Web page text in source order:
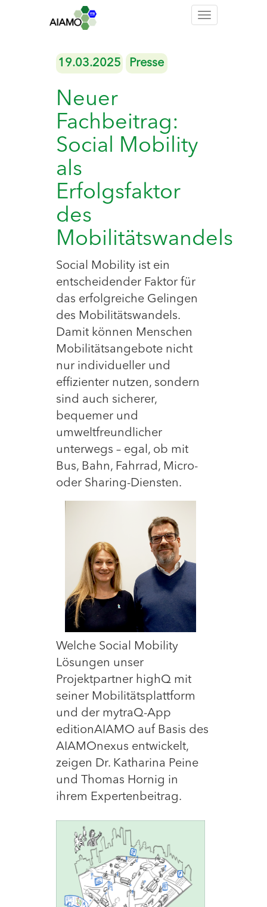
Toggle
19.03.2025 Presse
Neuer
Fachbeitrag:
Social Mobility
als
Erfolgsfaktor
des
Mobilitätswandels
Social Mobility ist ein
entscheidender Faktor für
das erfolgreiche Gelingen
des Mobilitätswandels.
Damit können Menschen
Mobilitätsangebote nicht
nur individueller und
effizienter nutzen, sondern
sind auch sicherer,
bequemer und
umweltfreundlicher
unterwegs – egal, ob mit
Bus, Bahn, Fahrrad, Micro-
oder Sharing-Diensten.
Welche Social Mobility
Lösungen unser
Projektpartner highQ mit
seiner Mobilitätsplattform
und der mytraQ-App
editionAIAMO auf Basis des
AIAMOnexus entwickelt,
zeigen Dr. Katharina Peine
und Thomas Hornig in
ihrem Expertenbeitrag.